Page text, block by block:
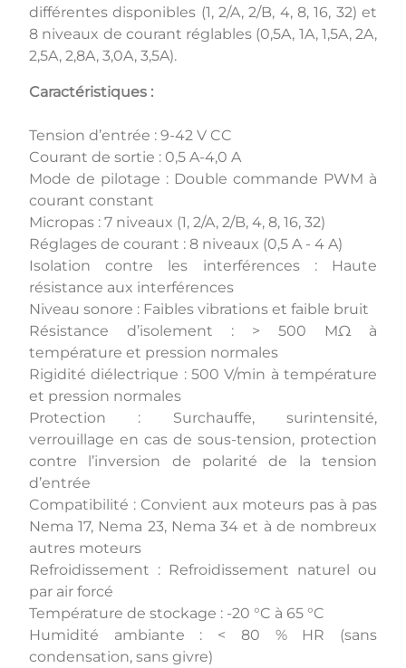
différentes disponibles (1, 2/A, 2/B, 4, 8, 16, 32) et
8 niveaux de courant réglables (0,5A, 1A, 1,5A, 2A,
2,5A, 2,8A, 3,0A, 3,5A).
Caractéristiques :
Tension d’entrée : 9-42 V CC
Courant de sortie : 0,5 A-4,0 A
Mode de pilotage : Double commande PWM à
courant constant
Micropas : 7 niveaux (1, 2/A, 2/B, 4, 8, 16, 32)
Réglages de courant : 8 niveaux (0,5 A - 4 A)
Isolation contre les interférences : Haute
résistance aux interférences
Niveau sonore : Faibles vibrations et faible bruit
Résistance d’isolement : > 500 MΩ à
température et pression normales
Rigidité diélectrique : 500 V/min à température
et pression normales
Protection : Surchauffe, surintensité,
verrouillage en cas de sous-tension, protection
contre l’inversion de polarité de la tension
d’entrée
Compatibilité : Convient aux moteurs pas à pas
Nema 17, Nema 23, Nema 34 et à de nombreux
autres moteurs
Refroidissement : Refroidissement naturel ou
par air forcé
Température de stockage : -20 °C à 65 °C
Humidité ambiante : < 80 % HR (sans
condensation, sans givre)